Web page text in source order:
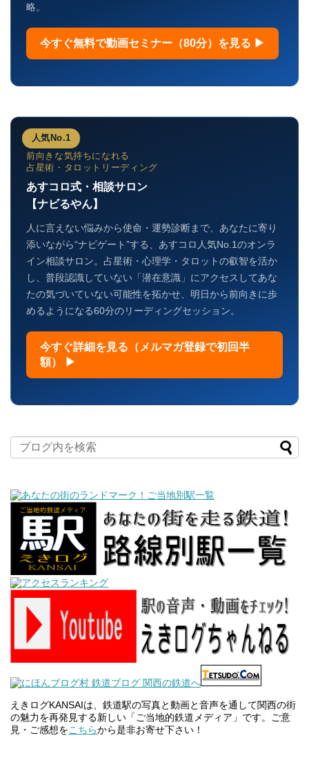
略。
今すぐ無料で動画セミナー（80分）を見る ▶
人気No.1
前向きな気持ちになれる
占星術・タロットリーディング
あすコロ式・相談サロン
【ナビるやん】
人に言えない悩みから使命・運勢診断まで、あなたに寄り
添いながら“ナビゲート”する、あすコロ人気No.1のオンラ
イン相談サロン。占星術・心理学・タロットの叡智を活か
し、普段認識していない「潜在意識」にアクセスしてあな
たの気づいていない可能性を拓かせ、明日から前向きに歩
めるようになる60分のリーディングセッション。
今すぐ詳細を見る（メルマガ登録で初回半
額） ▶
えきログKANSAIは、鉄道駅の写真と動画と音声を通して関西の街
の魅力を再発見する新しい「ご当地的鉄道メディア」です。ご意
見・ご感想をこちらから是非お寄せ下さい！